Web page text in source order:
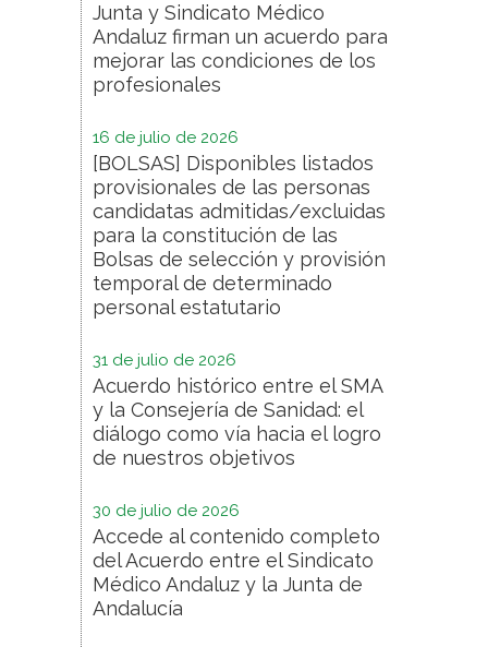
Junta y Sindicato Médico
Andaluz firman un acuerdo para
mejorar las condiciones de los
profesionales
16 de julio de 2026
[BOLSAS] Disponibles listados
provisionales de las personas
candidatas admitidas/excluidas
para la constitución de las
Bolsas de selección y provisión
temporal de determinado
personal estatutario
31 de julio de 2026
Acuerdo histórico entre el SMA
y la Consejería de Sanidad: el
diálogo como vía hacia el logro
de nuestros objetivos
30 de julio de 2026
Accede al contenido completo
del Acuerdo entre el Sindicato
Médico Andaluz y la Junta de
Andalucía